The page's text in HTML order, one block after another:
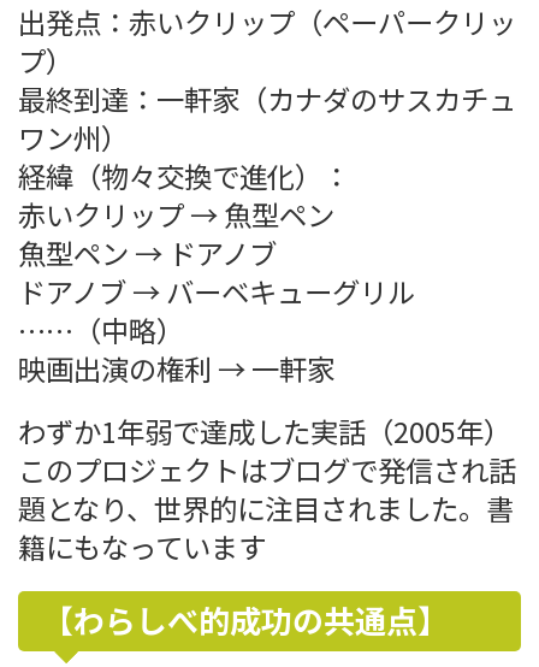
出発点：赤いクリップ（ペーパークリッ
プ）
最終到達：一軒家（カナダのサスカチュ
ワン州）
経緯（物々交換で進化）：
赤いクリップ → 魚型ペン
魚型ペン → ドアノブ
ドアノブ → バーベキューグリル
……（中略）
映画出演の権利 → 一軒家
わずか1年弱で達成した実話（2005年）
このプロジェクトはブログで発信され話
題となり、世界的に注目されました。書
籍にもなっています
【わらしべ的成功の共通点】